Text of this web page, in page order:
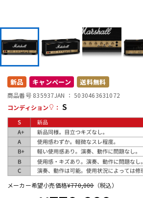
DTM オンライン納品
配信/ライブ機器
中古
新品 キャンペーン 送料無料
商品番号 835937JAN ：5030463631072
コンディション
： S
メーカー希望小売価格¥770,000（税込）